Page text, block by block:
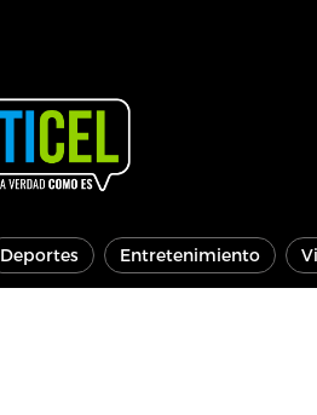
Deportes Entretenimiento